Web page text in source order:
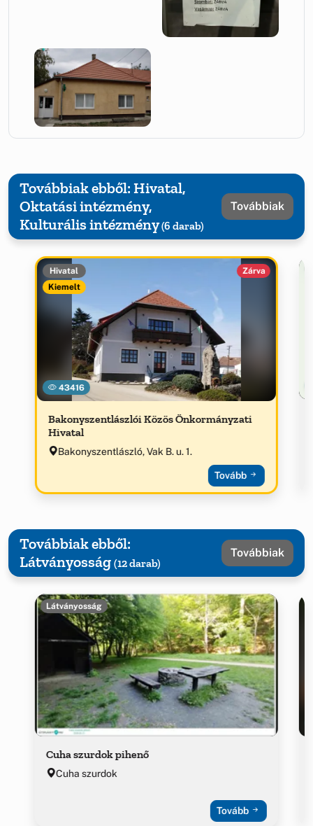
Továbbiak ebből: Hivatal,
Oktatási intézmény,
Kulturális intézmény(6 darab)
Továbbiak
43416
Hivatal
Kiemelt
Zárva
Bakonyszentlászlói Közös Önkormányzati
Hivatal
Bakonyszentlászló, Vak B. u. 1.
Tovább
Továbbiak ebből:
Látványosság (12 darab)
Továbbiak
Látványosság
Cuha szurdok pihenő
Cuha szurdok
Tovább